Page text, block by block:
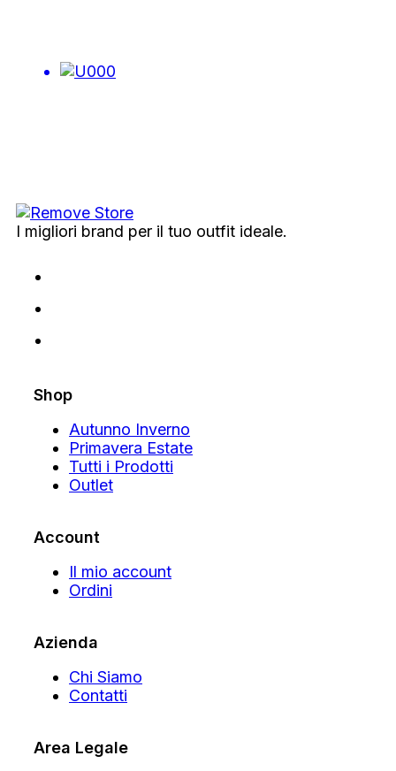
I migliori brand per il tuo outfit ideale.
Shop
Autunno Inverno
Primavera Estate
Tutti i Prodotti
Outlet
Account
Il mio account
Ordini
Azienda
Chi Siamo
Contatti
Area Legale